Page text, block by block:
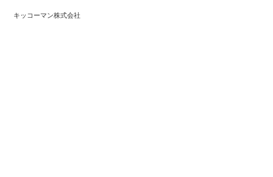
キッコーマン株式会社